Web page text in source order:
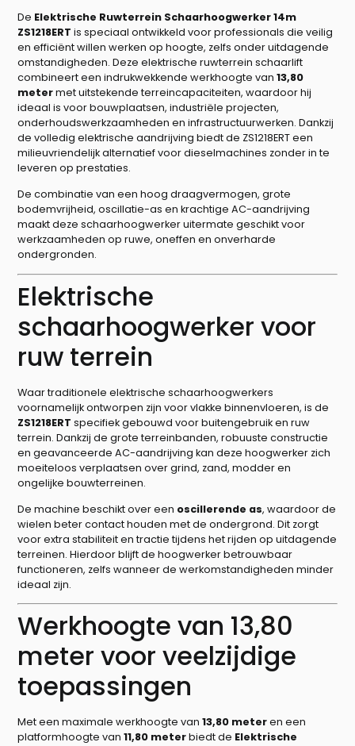
De Elektrische Ruwterrein Schaarhoogwerker 14m
ZS1218ERT is speciaal ontwikkeld voor professionals die veilig
en efficiënt willen werken op hoogte, zelfs onder uitdagende
omstandigheden. Deze elektrische ruwterrein schaarlift
combineert een indrukwekkende werkhoogte van13,80
metermet uitstekende terreincapaciteiten, waardoor hij
ideaal is voor bouwplaatsen, industriële projecten,
onderhoudswerkzaamheden en infrastructuurwerken. Dankzij
de volledig elektrische aandrijving biedt de ZS1218ERT een
milieuvriendelijk alternatief voor dieselmachines zonder in te
leveren op prestaties.
De combinatie van een hoog draagvermogen, grote
bodemvrijheid, oscillatie-as en krachtige AC-aandrijving
maakt deze schaarhoogwerker uitermate geschikt voor
werkzaamheden op ruwe, oneffen en onverharde
ondergronden.
Elektrische
schaarhoogwerker voor
ruw terrein
Waar traditionele elektrische schaarhoogwerkers
voornamelijk ontworpen zijn voor vlakke binnenvloeren, is de
ZS1218ERT specifiek gebouwd voor buitengebruik en ruw
terrein. Dankzij de grote terreinbanden, robuuste constructie
en geavanceerde AC-aandrijving kan deze hoogwerker zich
moeiteloos verplaatsen over grind, zand, modder en
ongelijke bouwterreinen.
De machine beschikt over een oscillerende as, waardoor de
wielen beter contact houden met de ondergrond. Dit zorgt
voor extra stabiliteit en tractie tijdens het rijden op uitdagende
terreinen. Hierdoor blijft de hoogwerker betrouwbaar
functioneren, zelfs wanneer de werkomstandigheden minder
ideaal zijn.
Werkhoogte van 13,80
meter voor veelzijdige
toepassingen
Met een maximale werkhoogte van13,80 meteren een
platformhoogte van11,80 meterbiedt de Elektrische